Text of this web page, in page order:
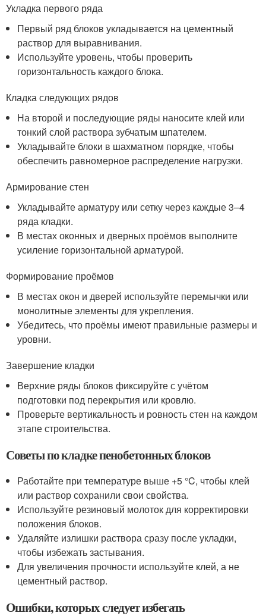
Укладка первого ряда
Первый ряд блоков укладывается на цементный
раствор для выравнивания.
Используйте уровень, чтобы проверить
горизонтальность каждого блока.
Кладка следующих рядов
На второй и последующие ряды наносите клей или
тонкий слой раствора зубчатым шпателем.
Укладывайте блоки в шахматном порядке, чтобы
обеспечить равномерное распределение нагрузки.
Армирование стен
Укладывайте арматуру или сетку через каждые 3–4
ряда кладки.
В местах оконных и дверных проёмов выполните
усиление горизонтальной арматурой.
Формирование проёмов
В местах окон и дверей используйте перемычки или
монолитные элементы для укрепления.
Убедитесь, что проёмы имеют правильные размеры и
уровни.
Завершение кладки
Верхние ряды блоков фиксируйте с учётом
подготовки под перекрытия или кровлю.
Проверьте вертикальность и ровность стен на каждом
этапе строительства.
Советы по кладке пенобетонных блоков
Работайте при температуре выше +5 °C, чтобы клей
или раствор сохранили свои свойства.
Используйте резиновый молоток для корректировки
положения блоков.
Удаляйте излишки раствора сразу после укладки,
чтобы избежать застывания.
Для увеличения прочности используйте клей, а не
цементный раствор.
Ошибки, которых следует избегать